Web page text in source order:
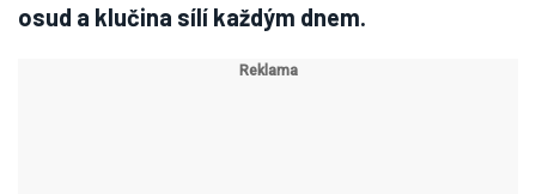
osud a klučina sílí každým dnem.